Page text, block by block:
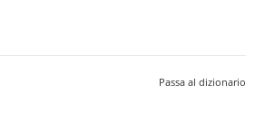
Passa al dizionario